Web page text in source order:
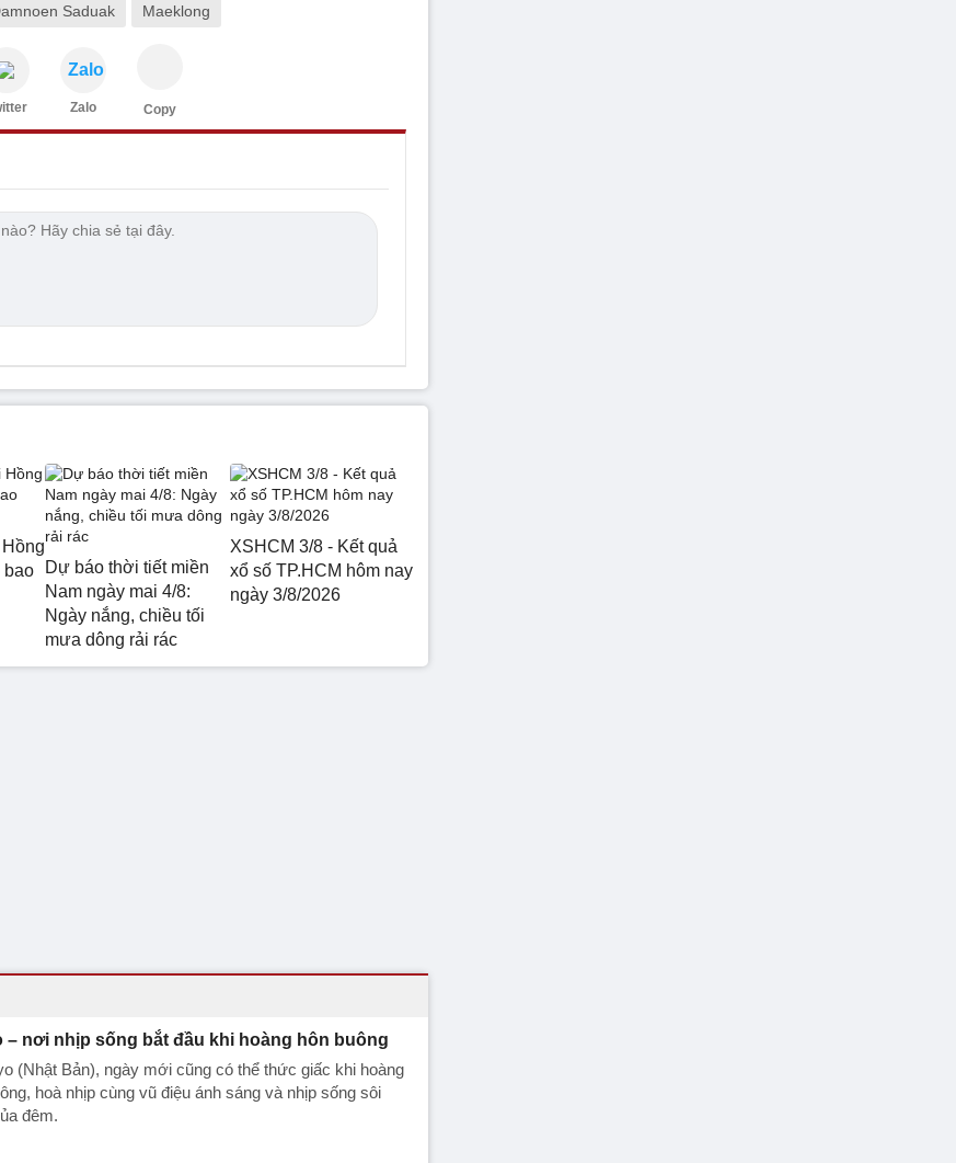
Saduak Maeklong
Zalo
Zalo Copy
bao
Dự báo thời tiết miền
Nam ngày mai 4/8:
Ngày nắng, chiều tối
mưa dông rải rác
XSHCM 3/8 - Kết quả
xổ số TP.HCM hôm nay
ngày 3/8/2026
– nơi nhịp sống bắt đầu khi hoàng hôn buông
(Nhật Bản), ngày mới cũng có thể thức giấc khi hoàng
hoà nhịp cùng vũ điệu ánh sáng và nhịp sống sôi
đêm.